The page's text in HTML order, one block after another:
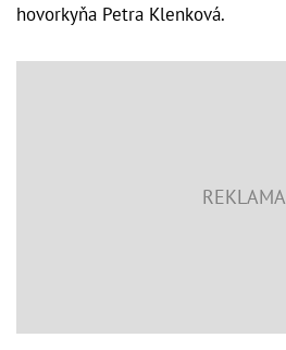
hovorkyňa Petra Klenková.